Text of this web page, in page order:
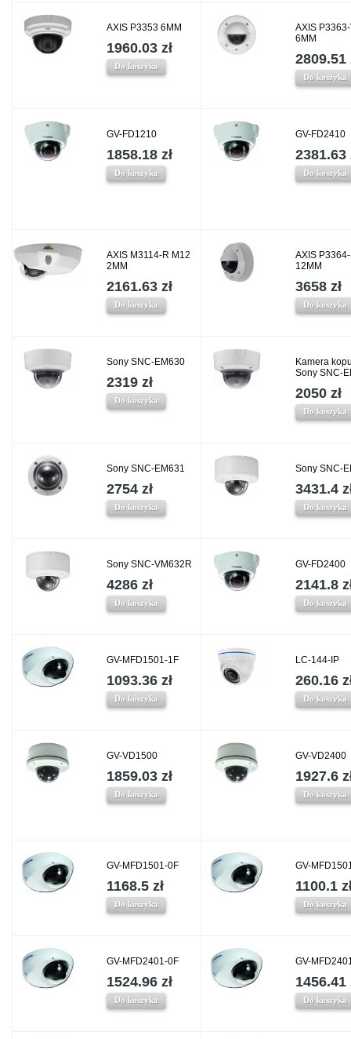
AXIS P3353 6MM
1960.03 zł
Do koszyka
AXIS
6MM
2809.51
Do koszyka
GV-FD1210
1858.18 zł
Do koszyka
GV-FD2410
2381.63
Do koszyka
AXIS M3114-R M12
2MM
2161.63 zł
Do koszyka
AXIS
12MM
3658 zł
Do koszyka
Sony SNC-EM630
2319 zł
Do koszyka
Kamera
Sony SNC-
2050 zł
Do koszyka
Sony SNC-EM631
2754 zł
Do koszyka
Sony SNC-
3431.4
Do koszyka
Sony SNC-VM632R
4286 zł
Do koszyka
GV-FD2400
2141.8
Do koszyka
GV-MFD1501-1F
1093.36 zł
Do koszyka
LC-144-IP
260.16
Do koszyka
GV-VD1500
1859.03 zł
Do koszyka
GV-VD2400
1927.6
Do koszyka
GV-MFD1501-0F
1168.5 zł
Do koszyka
GV-
1100.1
Do koszyka
GV-MFD2401-0F
1524.96 zł
Do koszyka
GV-
1456.41
Do koszyka